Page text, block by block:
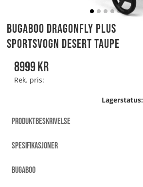
Bugaboo Dragonfly Plus
Sportsvogn Desert Taupe
8999kr
Rek. pris:
Lagerstatus:
PRODUKTBESKRIVELSE
SPESIFIKASJONER
BUGABOO